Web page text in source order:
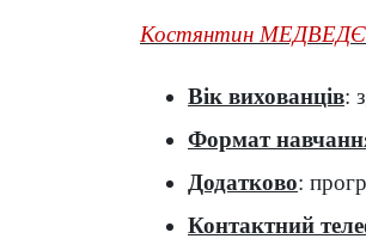
Костянтин
Вік вихованців:
Формат
Додатково:
Контактний